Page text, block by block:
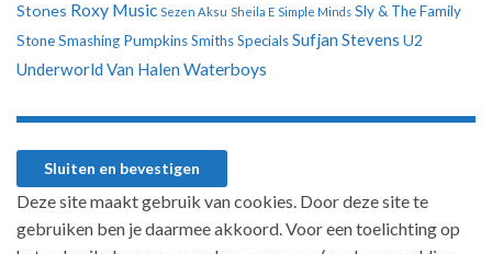
Stones Roxy Music Sezen Aksu Sheila E Simple Minds Sly & The Family
StoneSmashing PumpkinsSmithsSpecialsSufjan Stevens U2
Underworld Van Halen Waterboys
Deze site maakt gebruik van cookies. Door deze site te
gebruiken ben je daarmee akkoord. Voor een toelichting op